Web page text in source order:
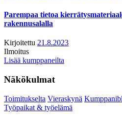
Parempaa tietoa
rakennusalalla
Kirjoitettu 21.8.2023
Ilmoitus
Lisää kumppaneilta
Näkökulmat
Toimitukselta Vieraskynä
Työpaikat & työelämä